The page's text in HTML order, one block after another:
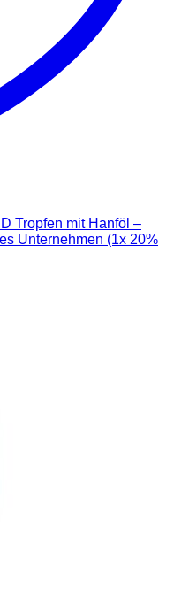
Tropfen mit Hanföl –
Unternehmen (1x 20%